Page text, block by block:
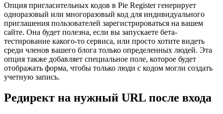
Опция пригласительных кодов в Pie Register генерирует
одноразовый или многоразовый код для индивидуального
приглашения пользователей зарегистрироваться на вашем
сайте. Она будет полезна, если вы запускаете бета-
тестирование какого-то сервиса, или просто хотите видеть
среди членов вашего блога только определенных людей. Эта
опция также добавляет специальное поле, которое будет
отображать форма, чтобы только люди с кодом могли создать
учетную запись.
Редирект на нужный URL после входа